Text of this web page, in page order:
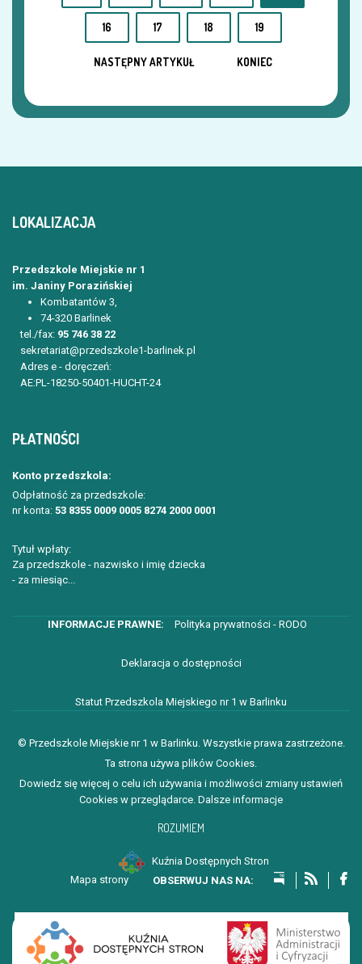
16 17 18 19
NASTĘPNY ARTYKUŁ KONIEC
LOKALIZACJA
Przedszkole Miejskie nr 1
im. Janiny Porazińskiej
Kombatantów 3,
74-320 Barlinek
tel./fax: 95 746 38 22
sekretariat@przedszkole1-barlinek.pl
Adres e - doręczeń:
AE:PL-18250-50401-HUCHT-24
PŁATNOŚCI
Konto przedszkola:
Odpłatność za przedszkole:
nr konta: 53 8355 0009 0005 8274 2000 0001
Tytuł wpłaty:
Za przedszkole - nazwisko i imię dziecka
- za miesiąc...
Polityka prywatności - RODO
Deklaracja o dostępności
Statut Przedszkola Miejskiego nr 1 w Barlinku
© Przedszkole Miejskie nr 1 w Barlinku. Wszystkie prawa zastrzeżone.
Ta strona używa plików Cookies.
Dowiedz się więcej o celu ich używania i możliwości zmiany ustawień
Cookies w przeglądarce. Dalsze informacje
ROZUMIEM
Kuźnia Dostępnych Stron
Mapa strony